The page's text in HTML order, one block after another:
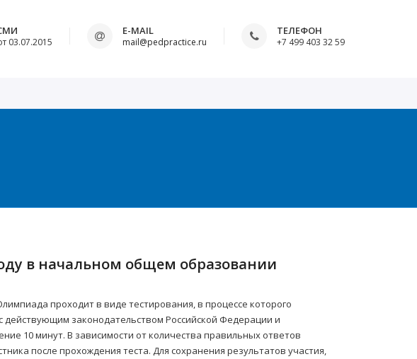
03.07.2015
E-MAIL
mail@pedpractice.ru
ТЕЛЕФОН
+7 499 403 32 59
в начальном общем образовании
проходит в виде тестирования, в процессе которого
законодательством Российской Федерации и
10 минут. В зависимости от количества правильных ответов
после прохождения теста. Для сохранения результатов участия,